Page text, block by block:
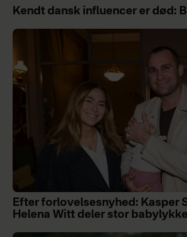
Kendt dansk influencer er død:
Efter forlovelsesnyhed: Kasper
Helena Witt deler stor babylykke